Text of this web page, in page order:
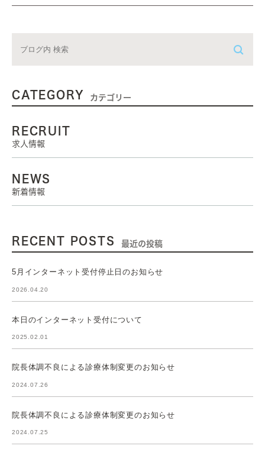
CATEGORY カテゴリー
RECRUIT
求人情報
NEWS
新着情報
RECENT POSTS 最近の投稿
5月インターネット受付停止日のお知らせ
2026.04.20
本日のインターネット受付について
2025.02.01
院長体調不良による診療体制変更のお知らせ
2024.07.26
院長体調不良による診療体制変更のお知らせ
2024.07.25